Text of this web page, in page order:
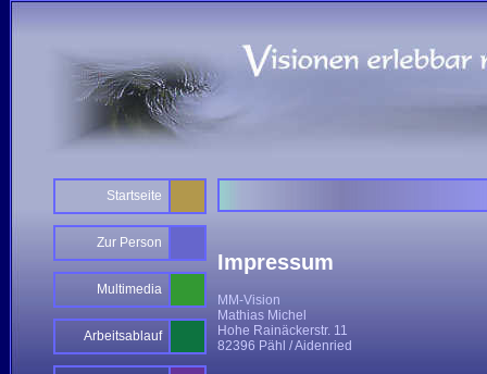
Startseite
Zur Person
Multimedia
Arbeitsablauf
Impressum
MM-Vision
Mathias Michel
Hohe Rainäckerstr. 11
82396 Pähl / Aidenried